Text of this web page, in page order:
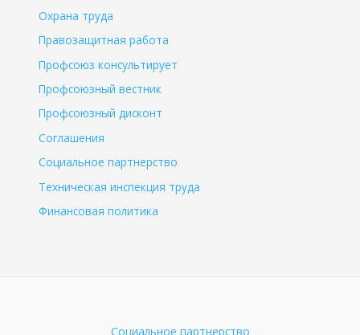
Охрана труда
Правозащитная работа
Профсоюз консультирует
Профсоюзный вестник
Профсоюзный дисконт
Соглашения
Социальное партнерство
Техническая инспекция труда
Финансовая политика
Социальное партнерство